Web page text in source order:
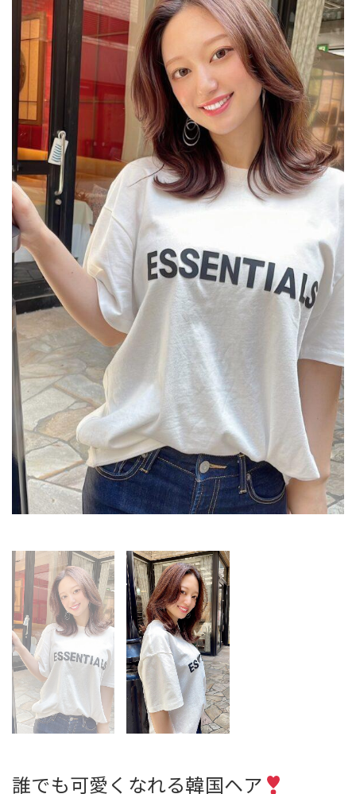
誰でも可愛くなれる韓国ヘア